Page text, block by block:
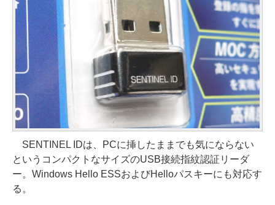
SENTINEL IDは、PCに挿したままでも気にならない
というコンパクトなサイズのUSB接続指紋認証リーダ
ー。Windows Hello ESSおよびHelloパスキーにも対応す
る。